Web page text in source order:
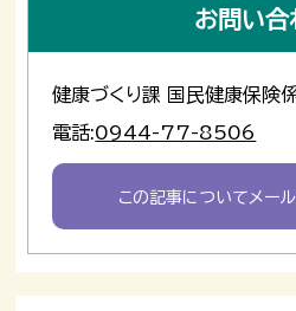
お問い合
健康づくり課 国民健康保険
電話:0944-77-8506
この記事についてメー